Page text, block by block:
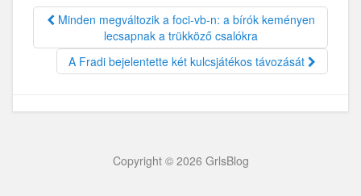
Minden megváltozik a foci-vb-n: a bírók keményen
lecsapnak a trükköző csalókra
A Fradi bejelentette két kulcsjátékos távozását
Copyright © 2026 GrlsBlog